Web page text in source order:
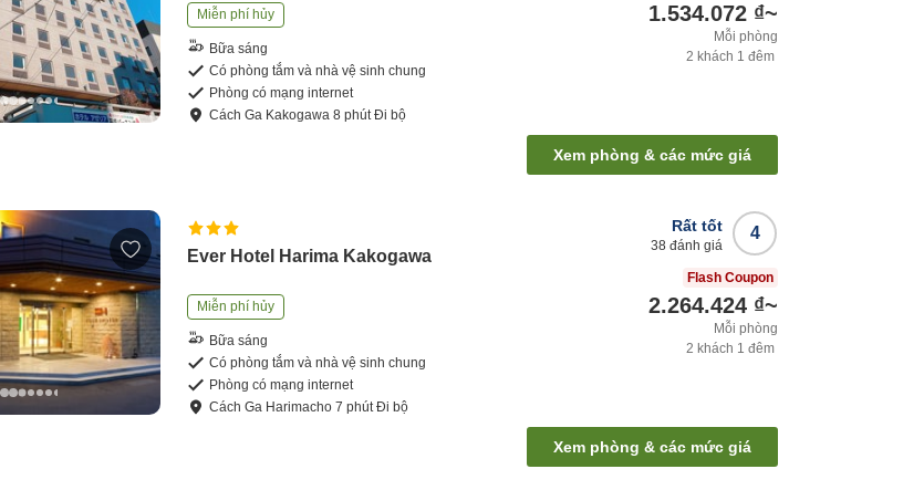
Miễn phí hủy
Bữa sáng
Có phòng tắm và nhà vệ sinh chung
Phòng có mạng internet
CáchGa Kakogawa 8 phútĐi bộ
1.534.072 ₫~
Mỗi phòng
2 khách 1 đêm
Xem phòng & các mức giá
Ever Hotel Harima Kakogawa
Miễn phí hủy
Bữa sáng
Có phòng tắm và nhà vệ sinh chung
Phòng có mạng internet
CáchGa Harimacho 7 phútĐi bộ
4
Rất tốt
38 đánh giá
Flash Coupon
2.264.424 ₫~
Mỗi phòng
2 khách 1 đêm
Xem phòng & các mức giá